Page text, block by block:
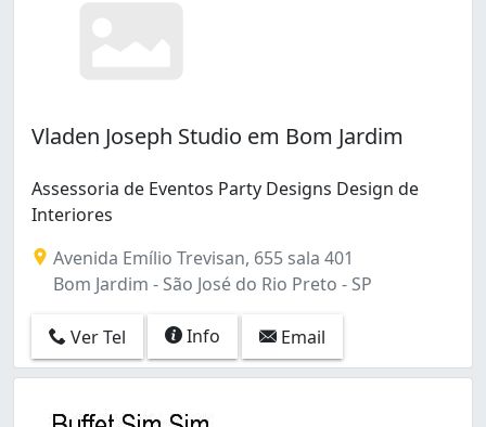
Vladen Joseph Studio em Bom Jardim
Assessoria de Eventos Party Designs Design de
Interiores
Avenida Emílio Trevisan, 655 sala 401
Bom Jardim - São José do Rio Preto - SP
Ver Tel Info Email